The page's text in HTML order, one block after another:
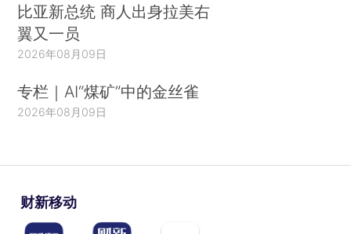
比亚新总统 商人出身拉美右
翼又一员
2026年08月09日
专栏｜AI“煤矿”中的金丝雀
2026年08月09日
财新移动